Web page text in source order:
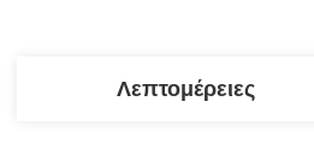
Λεπτομέρειες